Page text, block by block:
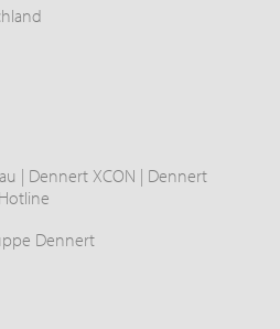
| Dennert XCON | Dennert
Dennert